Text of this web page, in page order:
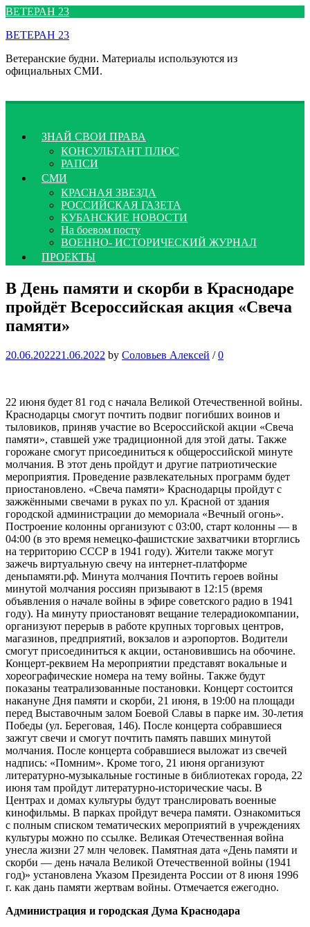
Перейти
содержимому
ВЕТЕРАН 23
ВЕТЕРАН 23
Ветеранские будни. Материалы используются из
официальных СМИ.
ЗНАЙ СВОИ ПРАВА
КОНСУЛЬТАНТ ПЛЮС
РАПСИ
СМИ
КРАСНАЯ ЗВЕЗДА
РОССИЙСКАЯ ГАЗЕТА
КУБАНСКИЕ НОВОСТИ
На боевом посту
ВОЕННО- ИСТОРИЧЕСКИЙ ЖУРНАЛ
ПРОЕКТЫ
В День памяти и скорби в Краснодаре
пройдёт Всероссийская акция «Свеча
памяти»
20.06.202221.06.2022 by Соловьев Алексей / 0
22 июня будет 81 год с начала Великой Отечественной войны.
Краснодарцы смогут почтить подвиг погибших воинов и
тыловиков, приняв участие во Всероссийской акции «Свеча
памяти», ставшей уже традиционной для этой даты. Также
горожане смогут присоединиться к общероссийской минуте
молчания. В этот день пройдут и другие патриотические
мероприятия. Проведение развлекательных программ будет
приостановлено. «Свеча памяти» Краснодарцы пройдут с
зажжёнными свечами в руках по ул. Красной от здания
городской администрации до мемориала «Вечный огонь».
Построение колонны организуют с 03:00, старт колонны — в
04:00 (в это время немецко-фашистские захватчики вторглись
на территорию СССР в 1941 году). Жители также могут
зажечь виртуальную свечу на интернет-платформе
деньпамяти.рф. Минута молчания Почтить героев войны
минутой молчания россиян призывают в 12:15 (время
объявления о начале войны в эфире советского радио в 1941
году). На минуту приостановят вещание телерадиокомпании,
организуют перерыв в работе крупных торговых центров,
магазинов, предприятий, вокзалов и аэропортов. Водители
смогут присоединиться к акции, остановившись на обочине.
Концерт-реквием На мероприятии представят вокальные и
хореографические номера на тему войны. Также будут
показаны театрализованные постановки. Концерт состоится
накануне Дня памяти и скорби, 21 июня, в 19:00 на площади
перед Выставочным залом Боевой Славы в парке им. 30-летия
Победы (ул. Береговая, 146). После концерта собравшиеся
зажгут свечи и смогут почтить память павших минутой
молчания. После концерта собравшиеся выложат из свечей
надпись: «Помним». Кроме того, 21 июня организуют
литературно-музыкальные гостиные в библиотеках города, 22
июня там пройдут литературно-исторические часы. В
Центрах и домах культуры будут транслировать военные
кинофильмы. В парках пройдут вечера памяти. Ознакомиться
с полным списком тематических мероприятий в учреждениях
культуры можно по ссылке. Великая Отечественная война
унесла жизни 27 млн человек. Памятная дата «День памяти и
скорби — день начала Великой Отечественной войны (1941
год)» установлена Указом Президента России от 8 июня 1996
г. как дань памяти жертвам войны. Отмечается ежегодно.
Администрация и городская Дума Краснодара